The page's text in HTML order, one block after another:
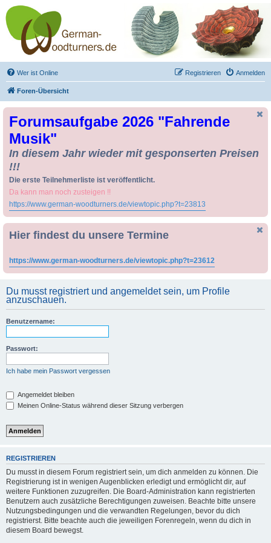
Drechseln und
Kunsthandwerk -
German-Woodturners
*Forum Sauerland*
Der Treffpunkt für Drechsler und Freunde des Kunsthandwerks
Wer ist Online Anmelden
Registrieren
Foren-Übersicht
Forumsaufgabe 2026 "Fahrende
Musik"
In diesem Jahr wieder mit gesponserten Preisen
!!!
Die erste Teilnehmerliste ist veröffentlicht.
Da kann man noch zusteigen !!
https://www.german-woodturners.de/viewtopic.php?t=23813
Hier findest du unsere Termine
https://www.german-woodturners.de/viewtopic.php?t=23612
Du musst registriert und angemeldet sein, um Profile
anzuschauen.
Benutzername:
Passwort:
Ich habe mein Passwort vergessen
Angemeldet bleiben
Meinen Online-Status während dieser Sitzung verbergen
REGISTRIEREN
Du musst in diesem Forum registriert sein, um dich anmelden zu können. Die
Registrierung ist in wenigen Augenblicken erledigt und ermöglicht dir, auf
weitere Funktionen zuzugreifen. Die Board-Administration kann registrierten
Benutzern auch zusätzliche Berechtigungen zuweisen. Beachte bitte unsere
Nutzungsbedingungen und die verwandten Regelungen, bevor du dich
registrierst. Bitte beachte auch die jeweiligen Forenregeln, wenn du dich in
diesem Board bewegst.